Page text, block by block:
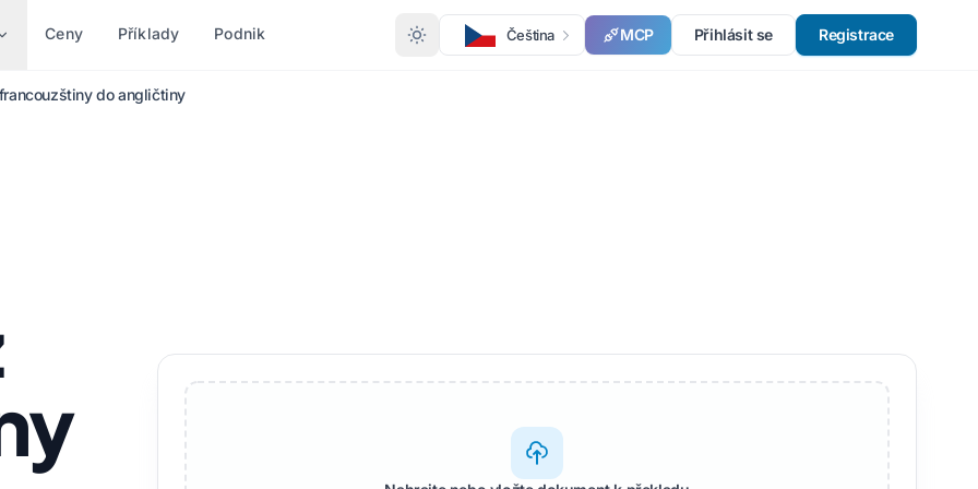
Word
(.IDML)
Tamilština
Ceny Příklady Podnik Čeština MCP Přihlásit se Registrace
do angličtiny